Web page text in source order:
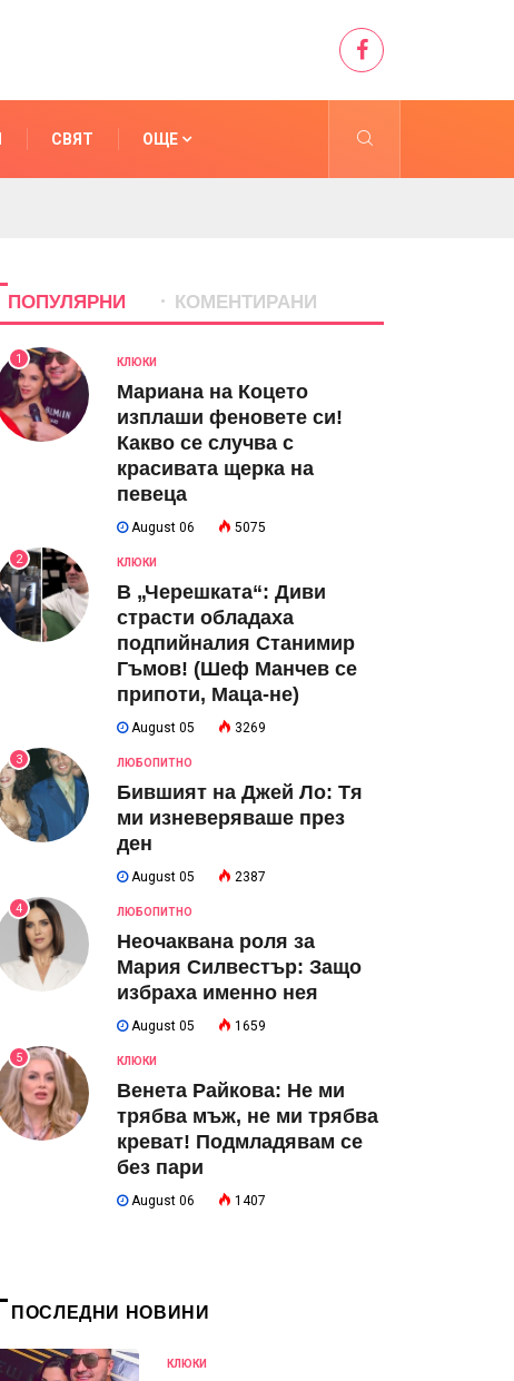
СВЯТ ОЩЕ
ПОПУЛЯРНИ КОМЕНТИРАНИ
1 КЛЮКИ
Мариана на Коцето
изплаши феновете си!
Какво се случва с
красивата щерка на
певеца
August 06 5075
2 КЛЮКИ
В „Черешката“: Диви
страсти обладаха
подпийналия Станимир
Гъмов! (Шеф Манчев се
припоти, Маца-не)
August 05 3269
3 ЛЮБОПИТНО
Бившият на Джей Ло: Тя
ми изневеряваше през
ден
August 05 2387
4 ЛЮБОПИТНО
Неочаквана роля за
Мария Силвестър: Защо
избраха именно нея
August 05 1659
5 КЛЮКИ
Венета Райкова: Не ми
трябва мъж, не ми трябва
креват! Подмладявам се
без пари
August 06 1407
ПОСЛЕДНИ НОВИНИ
КЛЮКИ